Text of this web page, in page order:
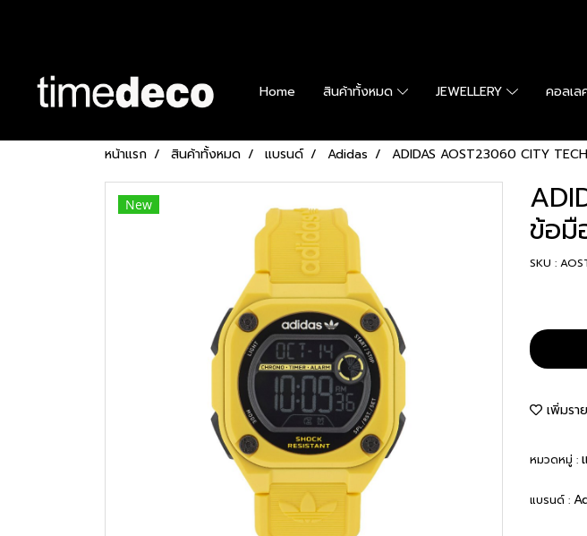
Home สินค้าทั้งหมด JEWELLERY คอลเล
หน้าแรก สินค้าทั้งหมด แบรนด์ Adidas ADIDAS AOST23060 CITY
New
ข้อมื
SKU :
เพิ่มรา
หมวดหมู่ :
แบรนด์ :